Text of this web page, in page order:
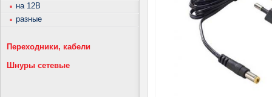
на 12В
разные
Переходники, кабели
Шнуры сетевые